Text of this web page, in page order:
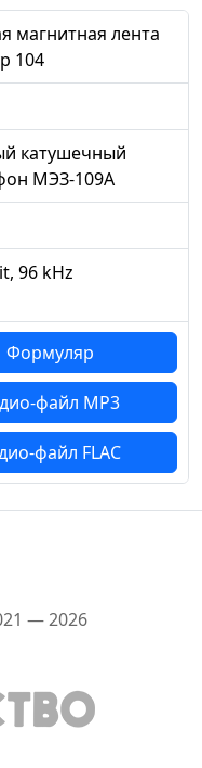
магнитная лента
104
катушечный
МЭЗ-109А
96 kHz
Формуляр
файл MP3
файл FLAC
— 2026